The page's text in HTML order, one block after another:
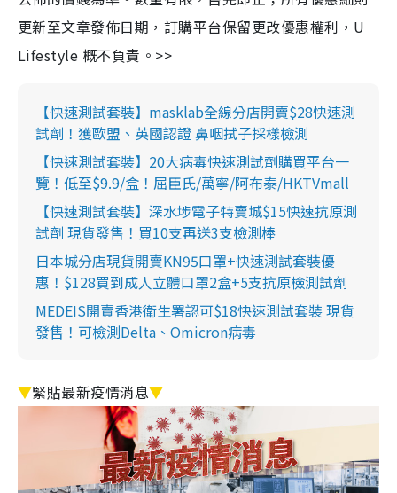
更新至文章發佈日期，訂購平台保留更改優惠權利，U
Lifestyle 概不負責。>>
【快速測試套裝】masklab全線分店開賣$28快速測
試劑！獲歐盟、英國認證 鼻咽拭子採樣檢測
【快速測試套裝】20大病毒快速測試劑購買平台一
覽！低至$9.9/盒！屈臣氏/萬寧/阿布泰/HKTVmall
【快速測試套裝】深水埗電子特賣城$15快速抗原測
試劑 現貨發售！買10支再送3支檢測棒
日本城分店現貨開賣KN95口罩+快速測試套裝優
惠！$128買到成人立體口罩2盒+5支抗原檢測試劑
MEDEIS開賣香港衛生署認可$18快速測試套裝 現貨
發售！可檢測Delta、Omicron病毒
▼緊貼最新疫情消息▼